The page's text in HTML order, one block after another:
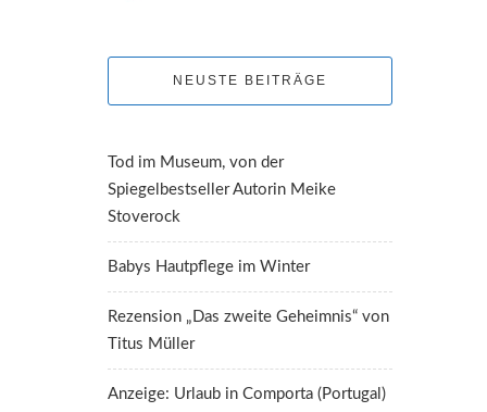
NEUSTE BEITRÄGE
Tod im Museum, von der
Spiegelbestseller Autorin Meike
Stoverock
Babys Hautpflege im Winter
Rezension „Das zweite Geheimnis“ von
Titus Müller
Anzeige: Urlaub in Comporta (Portugal)